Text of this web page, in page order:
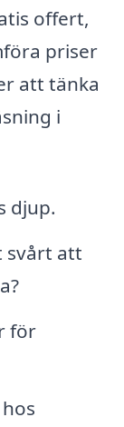
offert,
priser
att tänka
i
djup.
svårt att
för